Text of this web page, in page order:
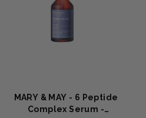
MARY & MAY - 6 Peptide
Complex Serum -